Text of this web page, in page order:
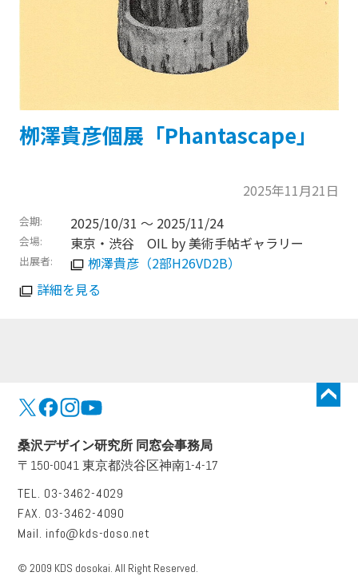
栁澤貴彦個展「Phantascape」
2025年11月21日
会期 2025/10/31 〜 2025/11/24
会場 東京・渋谷 OIL by 美術⼿帖ギャラリー
出展者
栁澤貴彦（2部H26VD2B）
詳細を見る
桑沢デザイン研究所 同窓会事務局
〒150-0041 東京都渋谷区神南1-4-17
TEL. 03-3462-4029
FAX. 03-3462-4090
Mail. info@kds-doso.net
© 2009 KDS dosokai. All Right Reserved.